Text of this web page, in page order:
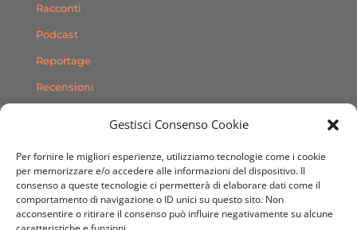
Gestisci Consenso Cookie
Per fornire le migliori esperienze, utilizziamo tecnologie come i cookie
per memorizzare e/o accedere alle informazioni del dispositivo. Il
consenso a queste tecnologie ci permetterà di elaborare dati come il
comportamento di navigazione o ID unici su questo sito. Non
acconsentire o ritirare il consenso può influire negativamente su alcune
Racconti
Podcast
Reportage
Recensioni
Contatti
SEGUICI SUI SOCIAL